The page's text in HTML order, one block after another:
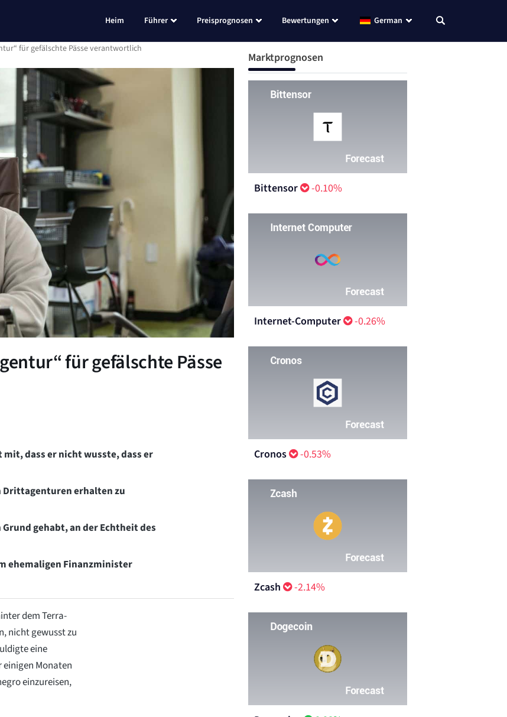
Heim Führer Preisprognosen Bewertungen German
für gefälschte Pässe verantwortlich
für gefälschte Pässe
dass er nicht wusste, dass er
Drittagenturen erhalten zu
gehabt, an der Echtheit des
ehemaligen Finanzminister
dem Terra-
nicht gewusst zu
eine
Monaten
einzureisen,
Marktprognosen
Bittensor -0.10%
Internet-Computer -0.26%
Cronos -0.53%
Zcash -2.14%